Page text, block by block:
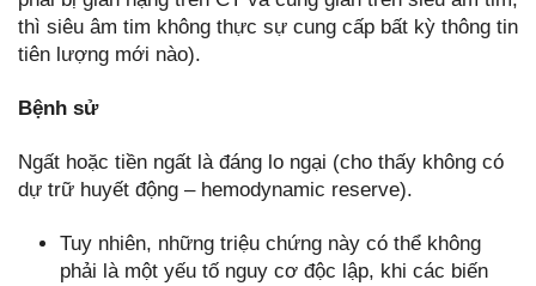
thì siêu âm tim không thực sự cung cấp bất kỳ thông tin
tiên lượng mới nào).
Bệnh sử
Ngất hoặc tiền ngất là đáng lo ngại (cho thấy không có
dự trữ huyết động – hemodynamic reserve).
Tuy nhiên, những triệu chứng này có thể không
phải là một yếu tố nguy cơ độc lập, khi các biến